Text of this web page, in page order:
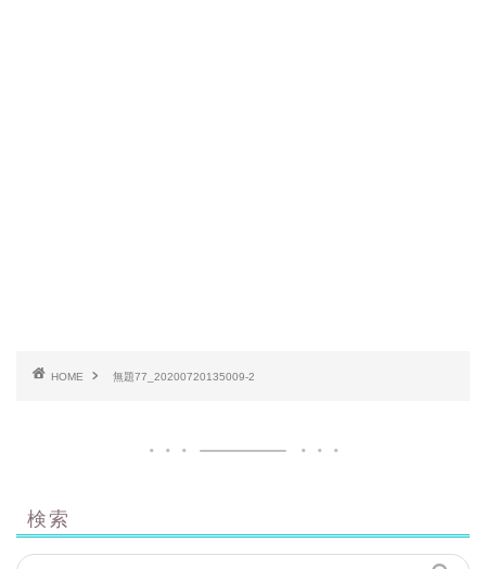
HOME 無題77_20200720135009-2
検索